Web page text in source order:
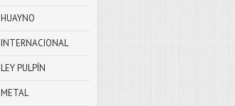
HUAYNO
INTERNACIONAL
LEY PULPÍN
METAL